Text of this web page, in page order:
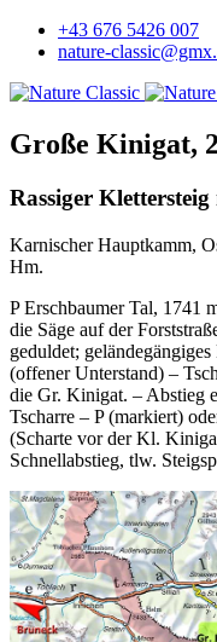
+43 676 5426 007
nature-
Große Kinigat,
Rassiger
Karnischer Hauptkamm,
Hm.
P Erschbaumer Tal, 1741
die Säge auf der
geduldet;
(offener Unterstand) –
die Gr. Kinigat. – Abstieg
Tscharre – P (markiert)
(Scharte vor der Kl.
Schnellabstieg, tlw.